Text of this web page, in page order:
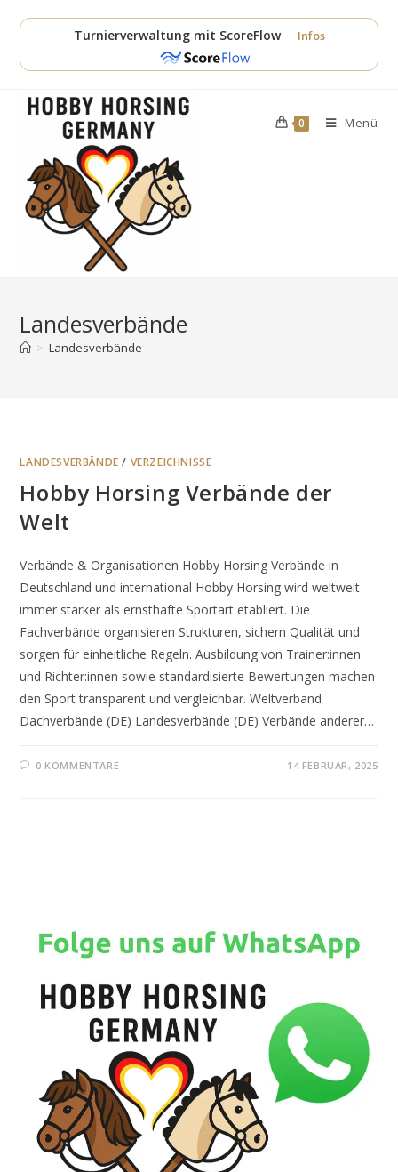
Inhalt
Turnierverwaltung mit ScoreFlow Infos
0 Menü
Landesverbände
> Landesverbände
LANDESVERBÄNDE / VERZEICHNISSE
Hobby Horsing Verbände der
Welt
Verbände & Organisationen Hobby Horsing Verbände in
Deutschland und international Hobby Horsing wird weltweit
immer stärker als ernsthafte Sportart etabliert. Die
Fachverbände organisieren Strukturen, sichern Qualität und
sorgen für einheitliche Regeln. Ausbildung von Trainer:innen
und Richter:innen sowie standardisierte Bewertungen machen
den Sport transparent und vergleichbar. Weltverband
Dachverbände (DE) Landesverbände (DE) Verbände anderer…
0 KOMMENTARE 14 FEBRUAR, 2025